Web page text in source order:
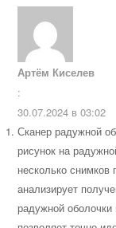
Артём Киселев
:
30.07.2024 в 03:02
Сканер радужной
рисунок на
несколько
анализирует
радужной оболочки